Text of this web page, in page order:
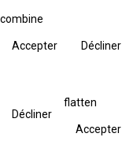
combine
Accepter Décliner
Décliner
flatten
Accepter